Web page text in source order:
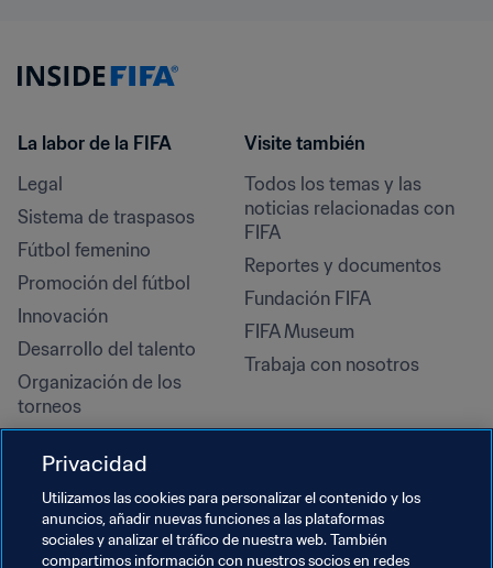
La labor de la FIFA
Legal
Sistema de traspasos
Fútbol femenino
Promoción del fútbol
Innovación
Desarrollo del talento
Organización de los
torneos
Derechos humanos y lucha
contra la discriminación
Salud y atención médica
Iniciativas educativas
Visite también
Todos los temas y las
noticias relacionadas con
FIFA
Reportes y documentos
Fundación FIFA
FIFA Museum
Trabaja con nosotros
Privacidad
Utilizamos las cookies para personalizar el contenido y los
anuncios, añadir nuevas funciones a las plataformas
sociales y analizar el tráfico de nuestra web. También
compartimos información con nuestros socios en redes